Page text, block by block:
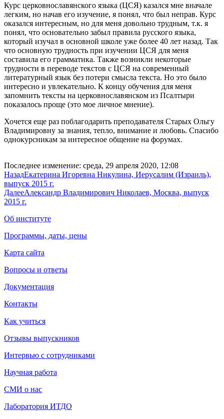
Курс церковнославянского языка (ЦСЯ) казался мне вначале
легким, но начав его изучение, я понял, что был неправ. Курс
оказался интересным, но для меня довольно трудным, т.к. я
понял, что основательно забыл правила русского языка,
который изучал в основной школе уже более 40 лет назад. Так
что основную трудность при изучении ЦСЯ для меня
составила его грамматика. Также возникли некоторые
трудности в переводе текстов с ЦСЯ на современный
литературный язык без потери смысла текста. Но это было
интересно и увлекательно. К концу обучения для меня
запомнить тексты на церковнославянском из Псалтыри
показалось проще (это мое личное мнение).
Хочется еще раз поблагодарить преподавателя Старых Ольгу
Владимировну за знания, тепло, внимание и любовь. Спасибо
однокурсникам за интересное общение на форумах.
Последнее изменение: среда, 29 апреля 2020, 12:08
НазадЕкатерина Игоревна Никулина, Иерусалим (Израиль),
выпуск 2015 г.
ДалееАлександр Владимирович Николаев, Москва, выпуск
2015 г.
Об институте
Программы, даты, цены
Карта сайта
Вопросы и ответы
Документация
Контакты
Как учиться
Отзывы выпускников
Интервью с сотрудниками
Научная работа
СМИ о нас
Лаборатория ИТДО